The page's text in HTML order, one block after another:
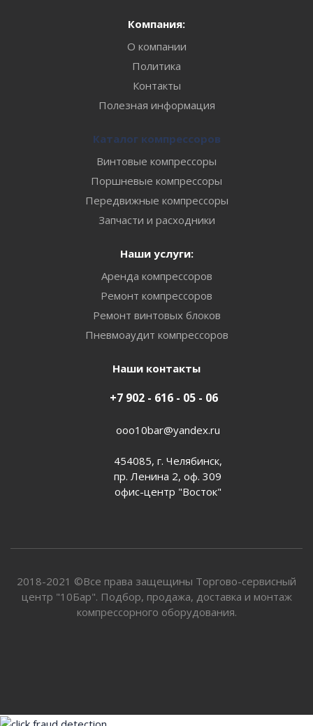
Компания:
О компании
Политика
Контакты
Полезная информация
Каталог компрессоров
Винтовые компрессоры
Поршневые компрессоры
Передвижные компрессоры
Запчасти и расходники
Наши услуги:
Аренда компрессоров
Ремонт компрессоров
Ремонт винтовых блоков
Пневмоаудит компрессоров
Наши контакты
+7 902 - 616 - 05 - 06
ooo10bar@yandex.ru
454085, г. Челябинск,
пр. Ленина 2, оф. 309
офис-центр "Восток"
2018-2021 ©Все права защещины Торгово-сервисный
центр "10Бар". Подбор, продажа, доставка и монтаж
компрессорного оборудования.